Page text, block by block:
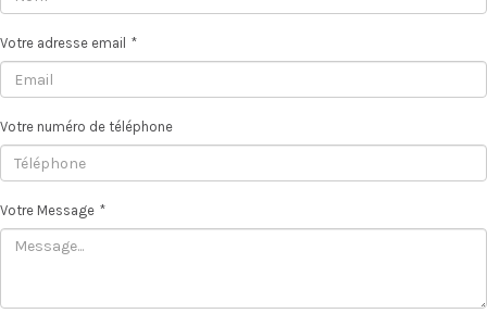
Votre adresse email *
Votre numéro de téléphone
Votre Message *